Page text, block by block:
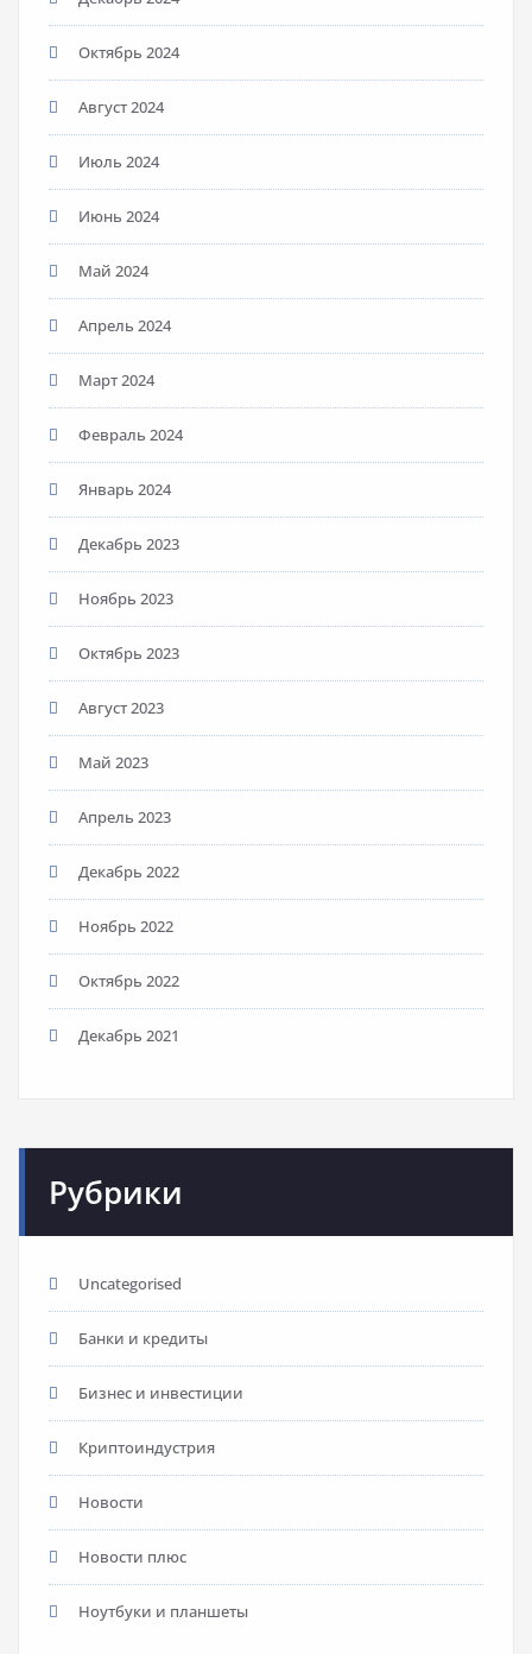
Октябрь 2024
Август 2024
Июль 2024
Июнь 2024
Май 2024
Апрель 2024
Март 2024
Февраль 2024
Январь 2024
Декабрь 2023
Ноябрь 2023
Октябрь 2023
Август 2023
Май 2023
Апрель 2023
Декабрь 2022
Ноябрь 2022
Октябрь 2022
Декабрь 2021
Рубрики
Uncategorised
Банки и кредиты
Бизнес и инвестиции
Криптоиндустрия
Новости
Новости плюс
Ноутбуки и планшеты